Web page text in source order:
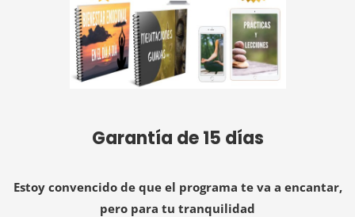
Garantía de 15 días
Estoy convencido de que el programa te va a encantar,
pero para tu tranquilidad